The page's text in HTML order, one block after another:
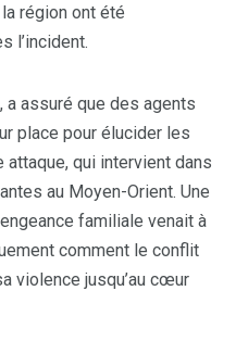
région ont été
l’incident.
a assuré que des agents
place pour élucider les
qui intervient dans
au Moyen-Orient. Une
familiale venait à
comment le conflit
violence jusqu’au cœur